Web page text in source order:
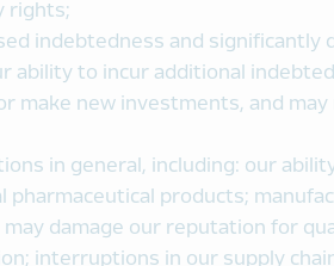
rights;
indebtedness and significantly
ability to incur additional
make new investments, and
in general, including: our
pharmaceutical products;
damage our reputation for
interruptions in our supply